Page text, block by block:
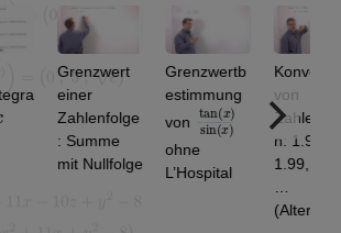
Grenzwert
einer
Zahlenfolge
: Summe
mit Nullfolge
Grenzwertb
estimmung
von tan(x
sin(
ohne
L’Hospital
Konvergenz
von
Zahlenfolge
n: 1.9 ,
1.99, 1.999,
(Alternativlö